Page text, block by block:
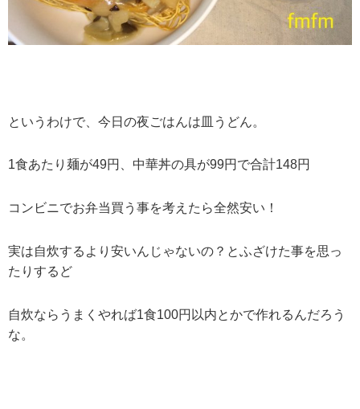
というわけで、今日の夜ごはんは皿うどん。
1食あたり麺が49円、中華丼の具が99円で合計148円
コンビニでお弁当買う事を考えたら全然安い！
実は自炊するより安いんじゃないの？とふざけた事を思っ
たりするど
自炊ならうまくやれば1食100円以内とかで作れるんだろう
な。